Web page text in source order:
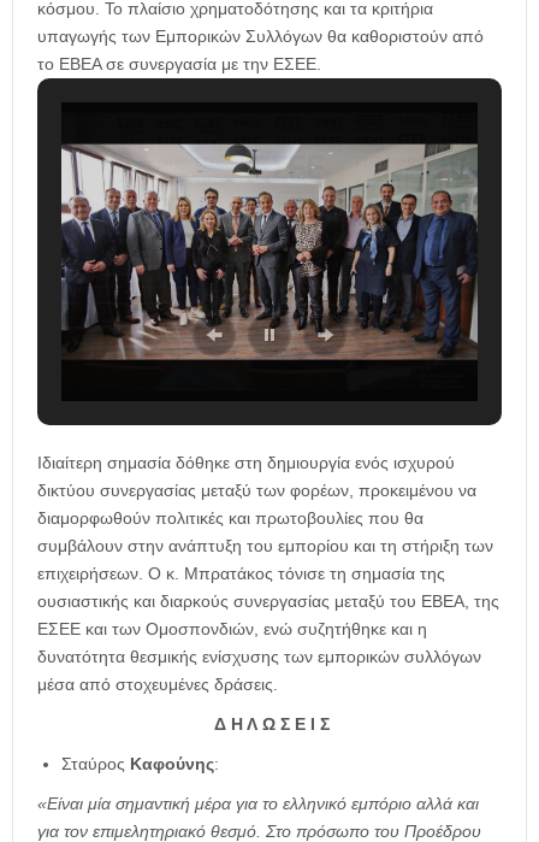
κόσμου. Το πλαίσιο χρηματοδότησης και τα κριτήρια
υπαγωγής των Εμπορικών Συλλόγων θα καθοριστούν από
το ΕΒΕΑ σε συνεργασία με την ΕΣΕΕ.
Ιδιαίτερη σημασία δόθηκε στη δημιουργία ενός ισχυρού
δικτύου συνεργασίας μεταξύ των φορέων, προκειμένου να
διαμορφωθούν πολιτικές και πρωτοβουλίες που θα
συμβάλουν στην ανάπτυξη του εμπορίου και τη στήριξη των
επιχειρήσεων. Ο κ. Μπρατάκος τόνισε τη σημασία της
ουσιαστικής και διαρκούς συνεργασίας μεταξύ του ΕΒΕΑ, της
ΕΣΕΕ και των Ομοσπονδιών, ενώ συζητήθηκε και η
δυνατότητα θεσμικής ενίσχυσης των εμπορικών συλλόγων
μέσα από στοχευμένες δράσεις.
Δ Η Λ Ω Σ Ε Ι Σ
Σταύρος Καφούνης:
«Είναι μία σημαντική μέρα για το ελληνικό εμπόριο αλλά και
για τον επιμελητηριακό θεσμό. Στο πρόσωπο του Προέδρου